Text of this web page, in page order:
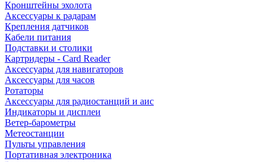
Кронштейны эхолота
Аксессуары к радарам
Крепления датчиков
Кабели питания
Подставки и столики
Картридеры - Card Reader
Аксессуары для навигаторов
Аксессуары для часов
Ротаторы
Аксессуары для радиостанций и аис
Индикаторы и дисплеи
Ветер-барометры
Метеостанции
Пульты управления
Портативная электроника